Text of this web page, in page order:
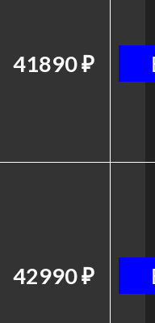
41890 ₽
42990 ₽